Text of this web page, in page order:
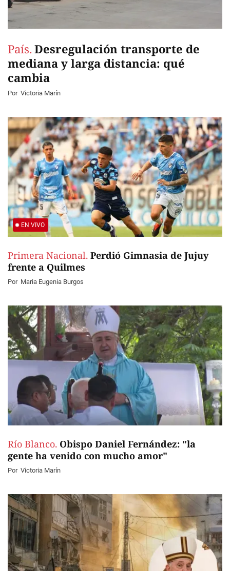
País. Desregulación transporte de
mediana y larga distancia: qué
cambia
Por Victoria Marín
EN VIVO
Primera Nacional. Perdió Gimnasia de Jujuy
frente a Quilmes
Por Maria Eugenia Burgos
Río Blanco. Obispo Daniel Fernández: "la
gente ha venido con mucho amor"
Por Victoria Marín